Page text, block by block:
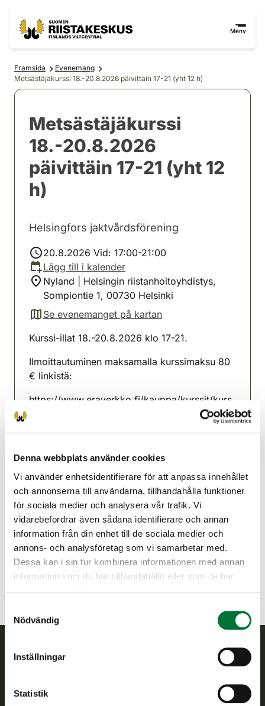
Denna webbplats använder cookies
Vi använder enhetsidentifierare för att anpassa innehållet
och annonserna till användarna, tillhandahålla funktioner
för sociala medier och analysera vår trafik. Vi
vidarebefordrar även sådana identifierare och annan
information från din enhet till de sociala medier och
annons- och analysföretag som vi samarbetar med.
Dessa kan i sin tur kombinera informationen med annan
information som du har tillhandahållit eller som de har
Nödvändig
Inställningar
Statistik
Meny
Framsida
Evenemang
Metsästäjäkurssi 18.-20.8.2026 päivittäin 17-21 (yht 12 h)
Metsästäjäkurssi
18.-20.8.2026
päivittäin 17-21 (yht 12
h)
Helsingfors jaktvårdsförening
20.8.2026 Vid: 17:00-21:00
Lägg till i kalender
Nyland | Helsingin riistanhoitoyhdistys,
Sompiontie 1, 00730 Helsinki
Se evenemanget på kartan
(avautuu uuteen välilehteen)
Kurssi-illat 18.-20.8.2026 klo 17-21.
Ilmoittautuminen maksamalla kurssimaksu 80
€ linkistä:
https://www.eraverkko.fi/kauppa/kurssit/kurs
si-ilmoittautuminen-metsastajakurssi-18-08-
2026-17-00-metsastajatutkintokoulutus-18-
Kurssilaisella on varattu paikka tutkintoon
24.8.2026.
Helsingfors jaktvårdsförening
Nyland
050 5503357
helsinki@rhy.riista.fi
Finlands viltcentral
Finlands viltcentral främjar en hållbar vilthushållning, stöder